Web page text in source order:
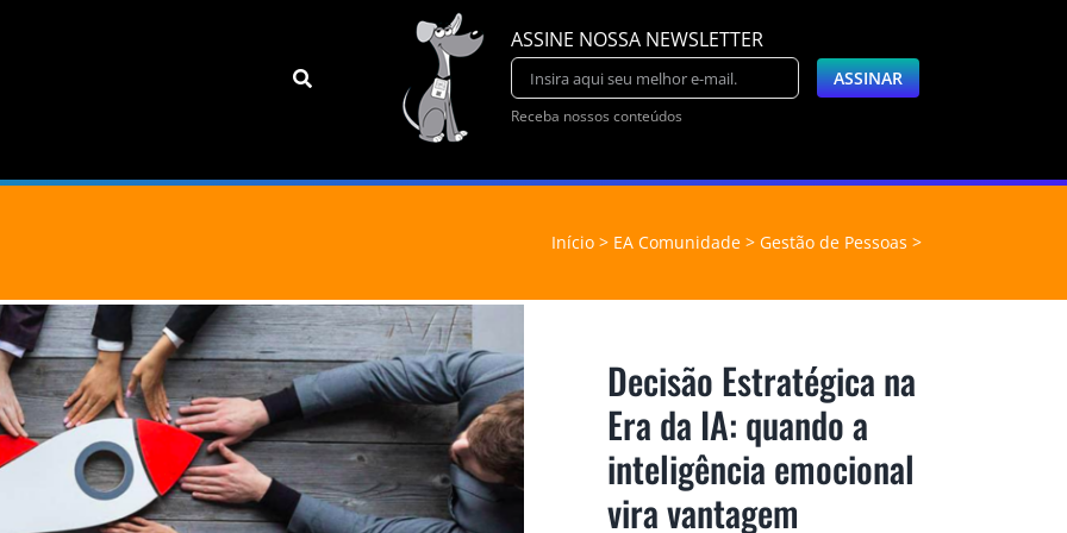
ASSINE NOSSA NEWSLETTER
Receba nossos conteúdos
Início EA Comunidade Gestão de Pessoas
Decisão Estratégica na
Era da IA: quando a
inteligência emocional
vira vantagem